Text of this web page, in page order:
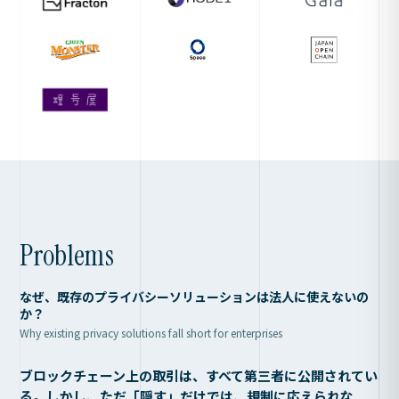
Problems
なぜ、既存のプライバシーソリューションは法人に使えないの
か？
Why existing privacy solutions fall short for enterprises
ブロックチェーン上の取引は、すべて第三者に公開されてい